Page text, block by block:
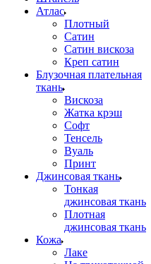
Атлас
Плотный
Сатин
Сатин вискоза
Креп сатин
Блузочная плательная
ткань
Вискоза
Жатка крэш
Софт
Тенсель
Вуаль
Принт
Джинсовая ткань
Тонкая
джинсовая ткань
Плотная
джинсовая ткань
Кожа
Лаке